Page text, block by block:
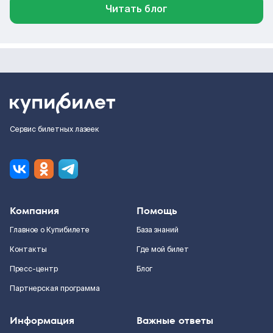
Читать блог
Сервис билетных лазеек
Компания
Главное о Купибилете
Контакты
Пресс-центр
Партнерская программа
Помощь
База знаний
Где мой билет
Блог
Информация Важные ответы